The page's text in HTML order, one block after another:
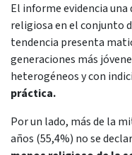
El informe evidencia
religiosa en el conjunto
tendencia presenta
generaciones más
heterogéneos y con
práctica.
Por un lado, más de la
años (55,4%) no se